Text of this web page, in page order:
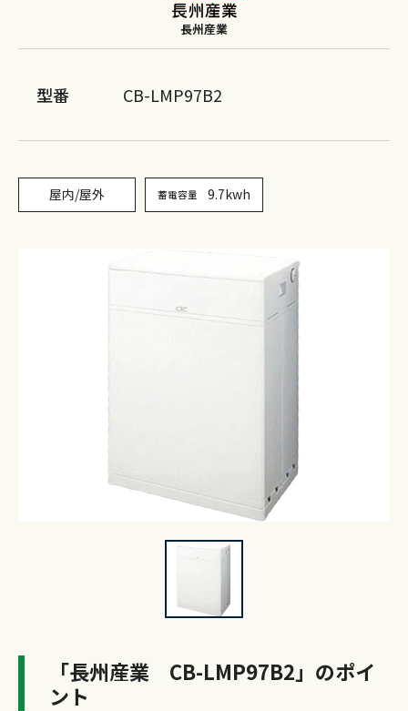
長州産業
型番 CB-LMP97B2
屋内/屋外 蓄電容量 9.7kwh
「長州産業 CB-LMP97B2」のポイ
ント